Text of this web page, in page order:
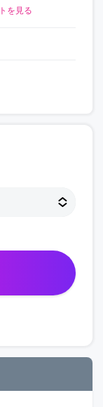
を見る